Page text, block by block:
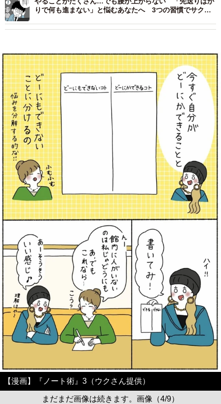
りで何も進まない」と悩むあなたへ 3つの習慣でサクサ
【漫画】『ノート術』3（ウクさん提供）
まだまだ画像は続きます。画像（4/9）